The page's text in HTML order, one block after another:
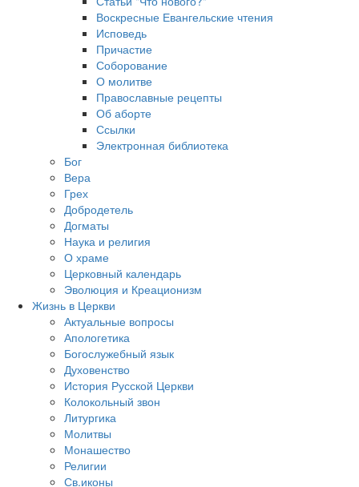
Воскресные Евангельские чтения
Исповедь
Причастие
Соборование
О молитве
Православные рецепты
Об аборте
Ссылки
Электронная библиотека
Бог
Вера
Грех
Добродетель
Догматы
Наука и религия
О храме
Церковный календарь
Эволюция и Креационизм
Жизнь в Церкви
Актуальные вопросы
Апологетика
Богослужебный язык
Духовенство
История Русской Церкви
Колокольный звон
Литургика
Молитвы
Монашество
Религии
Св.иконы